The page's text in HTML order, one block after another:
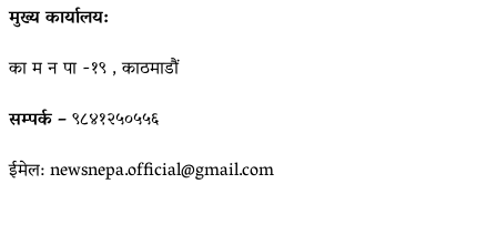
मुख्य कार्यालय:
का म न पा -१९ , काठमाडौं
सम्पर्क –९८४१२५०५५६
ईमेल: newsnepa.official@gmail.com